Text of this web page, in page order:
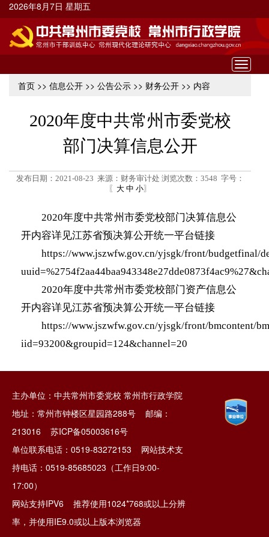
2026年8月7日 星期五
Toggle
首页 >> 信息公开 >> 公告公示 >> 财务公开 >> 内容
2020年度中共常州市委党校
部门决算信息公开
发布日期：2021-08-23 来源：财务审计处 浏览次数： 3548 字号：
〖 大 中 小〗
2020年度中共常州市委党校部门决算信息公
开内容详见江苏省预决算公开统一平台链接
https://www.jszwfw.gov.cn/yjsgk/front/budgetfinal/
2020年度中共常州市委党校部门资产信息公
开内容详见江苏省预决算公开统一平台链接
https://www.jszwfw.gov.cn/yjsgk/front/bmcontent/
iid=93200&groupid=124&channel=20
主办单位：中共常州市委党校 常州市行政学院
地址：常州市钟楼区星园路288号 邮编：
213016 苏ICP备05003616号
单位联系电话：0519-83272153 网站技术支
持电话：0519-85685023（工作日9:00-
17:00）
网站支持IPV6 推荐使用1024*768或以上分辨
率，并使用IE9.0或以上版本浏览器